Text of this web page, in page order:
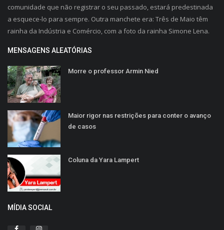
comunidade que não registrar o seu passado, estará predestinada
a esquece-lo para sempre. Outra manchete era: Três de Maio têm
rainha da Indústria e Comércio, com a foto da rainha Simone Lena.
MENSAGENS ALEATÓRIAS
Morre o professor Armin Nied
Maior rigor nas restrições para conter o avanço
de casos
Coluna da Yara Lampert
MÍDIA SOCIAL